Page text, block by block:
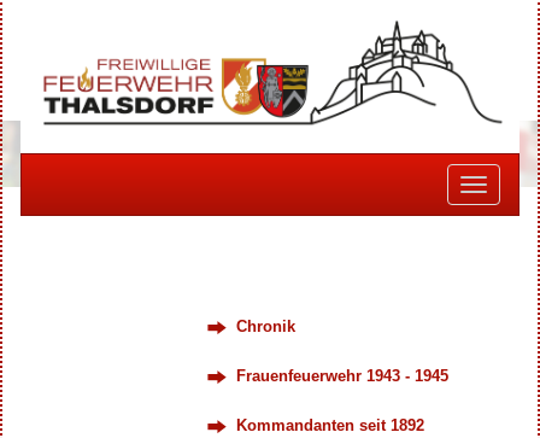
Toggle
Chronik
Frauenfeuerwehr 1943 - 1945
Kommandanten seit 1892